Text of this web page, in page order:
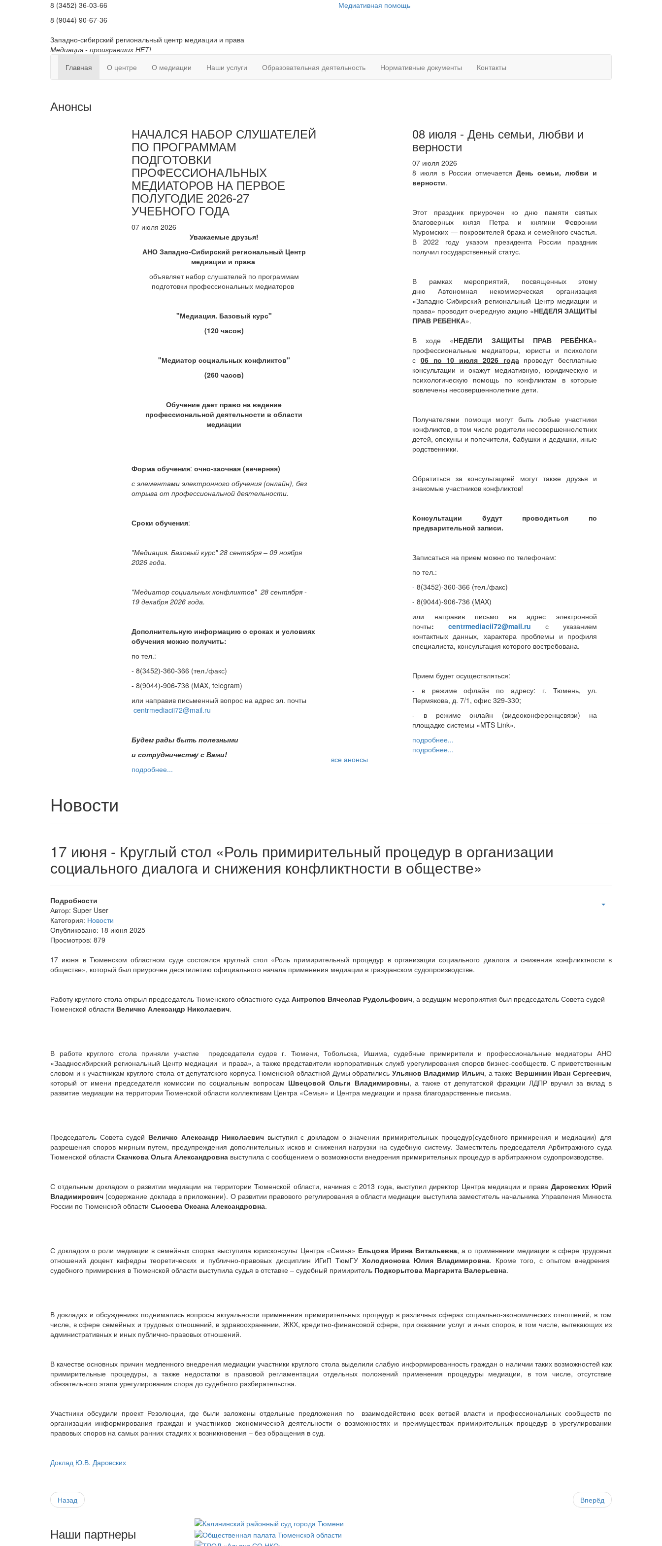
8 (3452) 36-03-66
8 (9044) 90-67-36
Медиативная помощь
Западно-сибирский региональный центр медиации и права
Медиация - проигравших НЕТ!
Главная
О центре О медиации Наши услуги Образовательная деятельность Нормативные документы Контакты
Анонсы
НАЧАЛСЯ НАБОР СЛУШАТЕЛЕЙ
ПО ПРОГРАММАМ
ПОДГОТОВКИ
ПРОФЕССИОНАЛЬНЫХ
МЕДИАТОРОВ НА ПЕРВОЕ
ПОЛУГОДИЕ 2026-27
УЧЕБНОГО ГОДА
07 июля 2026
Уважаемые друзья!
АНО Западно-Сибирский региональный Центр
медиации и права
объявляет набор слушателей по программам
подготовки профессиональных медиаторов
"Медиация. Базовый курс"
(120 часов)
"Медиатор социальных конфликтов"
(260 часов)
Обучение дает право на ведение
профессиональной деятельности в области
медиации
Форма обучения: очно-заочная (вечерняя)
с элементами электронного обучения (онлайн), без
отрыва от профессиональной деятельности.
Сроки обучения:
"Медиация. Базовый курс" 28 сентября – 09 ноября
2026 года.
"Медиатор социальных конфликтов" 28 сентября -
19 декабря 2026 года.
Дополнительную информацию о сроках и условиях
обучения можно получить:
по тел.:
- 8(3452)-360-366 (тел./факс)
- 8(9044)-906-736 (МAX, telegram)
или направив письменный вопрос на адрес эл. почты
centrmediacii72@mail.ru
Будем рады быть полезными
и сотрудничеству с Вами!
подробнее...
08 июля - День семьи, любви и
верности
07 июля 2026
8 июля в России отмечаетсяДень семьи, любви и
верности.
Этот праздник приурочен ко дню памяти святых
благоверных князя Петра и княгини Февронии
Муромских — покровителей брака и семейного счастья.
В 2022 году указом президента России праздник
получил государственный статус.
В рамках мероприятий, посвященных этому
дню Автономная некоммерческая организация
«Западно-Сибирский региональный Центр медиации и
права» проводит очередную акцию «НЕДЕЛЯ ЗАЩИТЫ
ПРАВ РЕБЕНКА».
В ходе «НЕДЕЛИ ЗАЩИТЫ ПРАВ РЕБЁНКА»
профессиональные медиаторы, юристы и психологи
с 06 по 10 июля 2026 годапроведут бесплатные
консультации и окажут медиативную, юридическую и
психологическую помощь по конфликтам в которые
вовлечены несовершеннолетние дети.
Получателями помощи могут быть любые участники
конфликтов, в том числе родители несовершеннолетних
детей, опекуны и попечители, бабушки и дедушки, иные
родственники.
Обратиться за консультацией могут также друзья и
знакомые участников конфликтов!
Консультации будут проводиться по
предварительной записи.
Записаться на прием можно по телефонам:
по тел.:
- 8(3452)-360-366 (тел./факс)
- 8(9044)-906-736 (MAX)
или направив письмо на адрес электронной
почты: centrmediacii72@mail.ru с указанием
контактных данных, характера проблемы и профиля
специалиста, консультация которого востребована.
Прием будет осуществляться:
- в режиме офлайн по адресу: г. Тюмень, ул.
Пермякова, д. 7/1, офис 329-330;
- в режиме онлайн (видеоконференцсвязи) на
площадке системы «MTS Link».
подробнее...
подробнее...
все анонсы
Новости
17 июня - Круглый стол «Роль примирительный процедур в организации
социального диалога и снижения конфликтности в обществе»
Подробности
Автор: Super User
Категория: Новости
Опубликовано: 18 июня 2025
Просмотров: 879
17 июня в Тюменском областном суде состоялся круглый стол «Роль примирительный процедур в организации социального диалога и снижения конфликтности в
обществе», который был приурочен десятилетию официального начала применения медиации в гражданском судопроизводстве.
Работу круглого стола открыл председатель Тюменского областного суда Антропов Вячеслав Рудольфович, а ведущим мероприятия был председатель Совета судей
Тюменской области Величко Александр Николаевич.
В работе круглого стола приняли участие председатели судов г. Тюмени, Тобольска, Ишима, судебные примирители и профессиональные медиаторы АНО
«Заадносибирский региональный Центр медиации и права», а также представители корпоративных служб урегулирования споров бизнес-сообществ. С приветственным
словом и к участникам круглого стола от депутатского корпуса Тюменской областной Думы обратились Ульянов Владимир Ильич, а также Вершинин Иван Сергеевич,
который от имени председателя комиссии по социальным вопросам Швецовой Ольги Владимировны, а также от депутатской фракции ЛДПР вручил за вклад в
развитие медиации на территории Тюменской области коллективам Центра «Семья» и Центра медиации и права благодарственные письма.
Председатель Совета судей Величко Александр Николаевич выступил с докладом о значении примирительных процедур(судебного примирения и медиации) для
разрешения споров мирным путем, предупреждения дополнительных исков и снижения нагрузки на судебную систему. Заместитель председателя Арбитражного суда
Тюменской области Скачкова Ольга Александровна выступила с сообщением о возможности внедрения примирительных процедур в арбитражном судопроизводстве.
С отдельным докладом о развитии медиации на территории Тюменской области, начиная с 2013 года, выступил директор Центра медиации и права Даровских Юрий
Владимирович (содержание доклада в приложении). О развитии правового регулирования в области медиации выступила заместитель начальника Управления Минюста
России по Тюменской области Сысоева Оксана Александровна.
С докладом о роли медиации в семейных спорах выступила юрисконсульт Центра «Семья» Ельцова Ирина Витальевна, а о применении медиации в сфере трудовых
отношений доцент кафедры теоретических и публично-правовых дисциплин ИГиП ТюмГУ Холодионова Юлия Владимировна. Кроме того, с опытом внедрения
судебного примирения в Тюменской области выступила судья в отставке – судебный примиритель Подкорытова Маргарита Валерьевна.
В докладах и обсуждениях поднимались вопросы актуальности применения примирительных процедур в различных сферах социально-экономических отношений, в том
числе, в сфере семейных и трудовых отношений, в здравоохранении, ЖКХ, кредитно-финансовой сфере, при оказании услуг и иных споров, в том числе, вытекающих из
административных и иных публично-правовых отношений.
В качестве основных причин медленного внедрения медиации участники круглого стола выделили слабую информированность граждан о наличии таких возможностей как
примирительные процедуры, а также недостатки в правовой регламентации отдельных положений применения процедуры медиации, в том числе, отсутствие
обязательного этапа урегулирования спора до судебного разбирательства.
Участники обсудили проект Резолюции, где были заложены отдельные предложения по взаимодействию всех ветвей власти и профессиональных сообществ по
организации информирования граждан и участников экономической деятельности о возможностях и преимуществах примирительных процедур в урегулировании
правовых споров на самых ранних стадиях х возникновения – без обращения в суд.
Доклад Ю.В. Даровских
Назад Вперёд
Наши партнеры